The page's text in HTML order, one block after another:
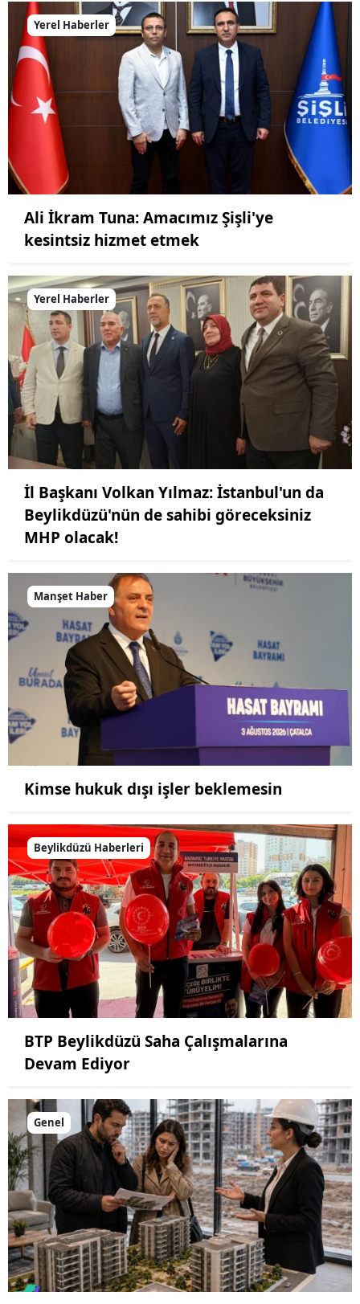
Yerel Haberler
Ali İkram Tuna: Amacımız Şişli'ye
kesintsiz hizmet etmek
Yerel Haberler
İl Başkanı Volkan Yılmaz: İstanbul'un da
Beylikdüzü'nün de sahibi göreceksiniz
MHP olacak!
Manşet Haber
Kimse hukuk dışı işler beklemesin
Beylikdüzü Haberleri
BTP Beylikdüzü Saha Çalışmalarına
Devam Ediyor
Genel